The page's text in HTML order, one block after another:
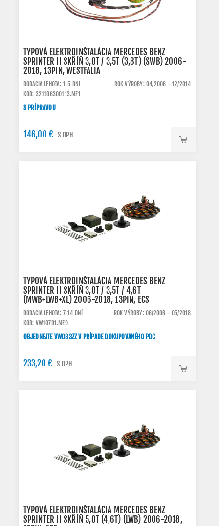
TYPOVÁ ELEKTROINŠTALÁCIA MERCEDES BENZ
SPRINTER II SKŘÍŇ 3,0T / 3,5T (3,8T) (SWB) 2006-
2018, 13PIN, WESTFALIA
DODACIA LEHOTA: 1-5 DNI
ROK VÝROBY: 04/2006 - 12/2014
KÓD: 321106300113.ME1
S PRÍPRAVOU
146,00 € S DPH
TYPOVÁ ELEKTROINŠTALÁCIA MERCEDES BENZ
SPRINTER II SKŘÍŇ 3,0T / 3,5T / 4,6T
(MWB+LWB+XL) 2006-2018, 13PIN, ECS
DODACIA LEHOTA: 7-14 DNÍ
ROK VÝROBY: 06/2006 - 05/2018
KÓD: VW107D1.ME9
OBJEDNEJTE VW083ZZ V PRÍPADE DOKUPOVANÉHO PDC
233,20 € S DPH
TYPOVÁ ELEKTROINŠTALÁCIA MERCEDES BENZ
SPRINTER II SKŘÍŇ 5,0T (4,6T) (LWB) 2006-2018,